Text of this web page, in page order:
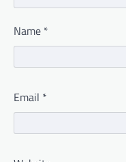
Name *
Email *